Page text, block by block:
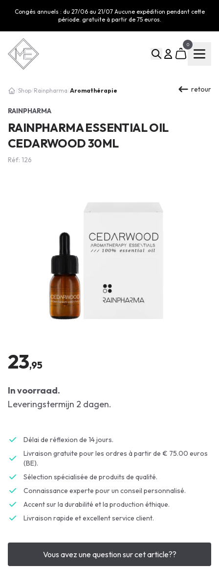
Congés annuels : du 27/06 au 21/07 Aucune expédition pendant cette
période. gratuite à partir de 75 euros.
0
/Shop/ Rainpharma/Aromathérapie retour
RAINPHARMA
RAINPHARMA ESSENTIAL OIL
CEDARWOOD 30ML
Réf: 126
23,95
In voorraad.
Leveringstermijn 2 dagen.
Délai de réflexion de 14 jours.
Livraison gratuite pour les ordres à partir de € 75.00 euros
(BE).
Sélection spécialisée de produits de qualité.
Connaissance experte pour un conseil personnalisé.
Accent sur la durabilité et la production éthique.
Livraison rapide et excellent service client.
Vous avez une question sur cet article??